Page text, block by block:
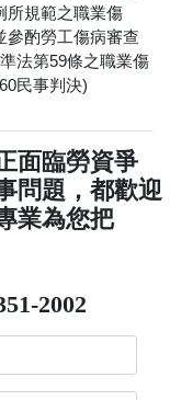
所規範之職業傷
參酌勞工傷病審查
法第59條之職業傷
民事判決)
面臨勞資爭
問題，都歡迎
業為您把
2002